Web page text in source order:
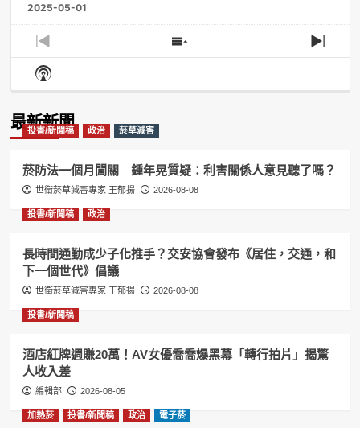
2025-05-01
Previous
Episode
Show
Episodes
Next
Show
Podcast
最新新聞
投書/新聞稿 政治 菸草減害
菸防法一個月闖關 鍾年晃質疑：利害關係人意見聽了嗎？
世衛菸草減害專家 王郁揚 2026-08-08
投書/新聞稿 政治
長時間通勤成少子化推手？交安協會發布《居住，交通，和
下一個世代》倡議
世衛菸草減害專家 王郁揚 2026-08-08
投書/新聞稿
酒店紅牌週賺20萬！AV女優喬喬爆黑幕「轉行拍片」揭驚
人收入差
編輯部 2026-08-05
加熱菸 投書/新聞稿 政治 電子菸